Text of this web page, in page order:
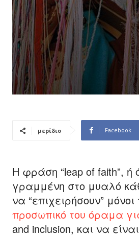
μερίδιο Facebook
Η φράση “leap of faith”,
γραμμένη στο μυαλό
να “επιχειρήσουν”
προσωπικό του όραμα
and inclusion, και να